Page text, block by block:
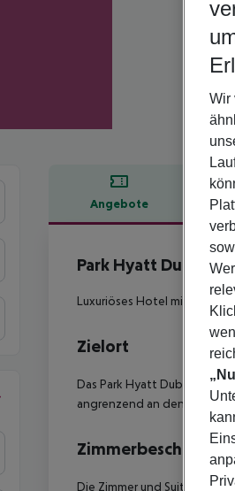
Angebote
Park Hyatt Dubai
Luxuriöses Hotel mit direkter
Zielort
Das Park Hyatt Dubai liegt
angrenzend an den Dubai
Die Zimmer und Suiten des
Wir